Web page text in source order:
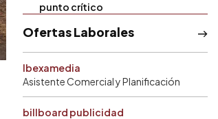
punto crítico
Ofertas Laborales
Ibexamedia
Asistente Comercial y Planificación
billboard publicidad